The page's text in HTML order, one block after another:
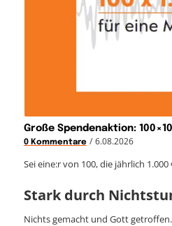
Große Spendenaktion:
0 Kommentare / 6.08.2026
Sei eine:r von 100, die jährlich
Stark durch
Nichts gemacht und Gott getroffen.